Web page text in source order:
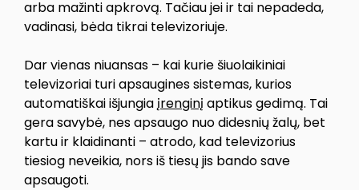
arba mažinti apkrovą. Tačiau jei ir tai nepadeda,
vadinasi, bėda tikrai televizoriuje.
Dar vienas niuansas – kai kurie šiuolaikiniai
televizoriai turi apsaugines sistemas, kurios
automatiškai išjungia įrenginį aptikus gedimą. Tai
gera savybė, nes apsaugo nuo didesnių žalų, bet
kartu ir klaidinanti – atrodo, kad televizorius
tiesiog neveikia, nors iš tiesų jis bando save
apsaugoti.